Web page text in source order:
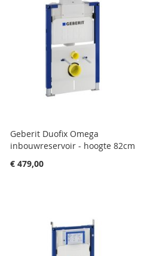
Geberit Duofix Omega
inbouwreservoir - hoogte 82cm
€ 479,00